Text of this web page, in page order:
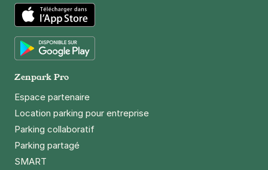
23 ter boulevard Bourdon
75004
4 €/heure,32 €/jour,
App Store
Zenpark Pro
Espace partenaire
Location parking pour entreprise
Parking collaboratif
Parking partagé
SMART